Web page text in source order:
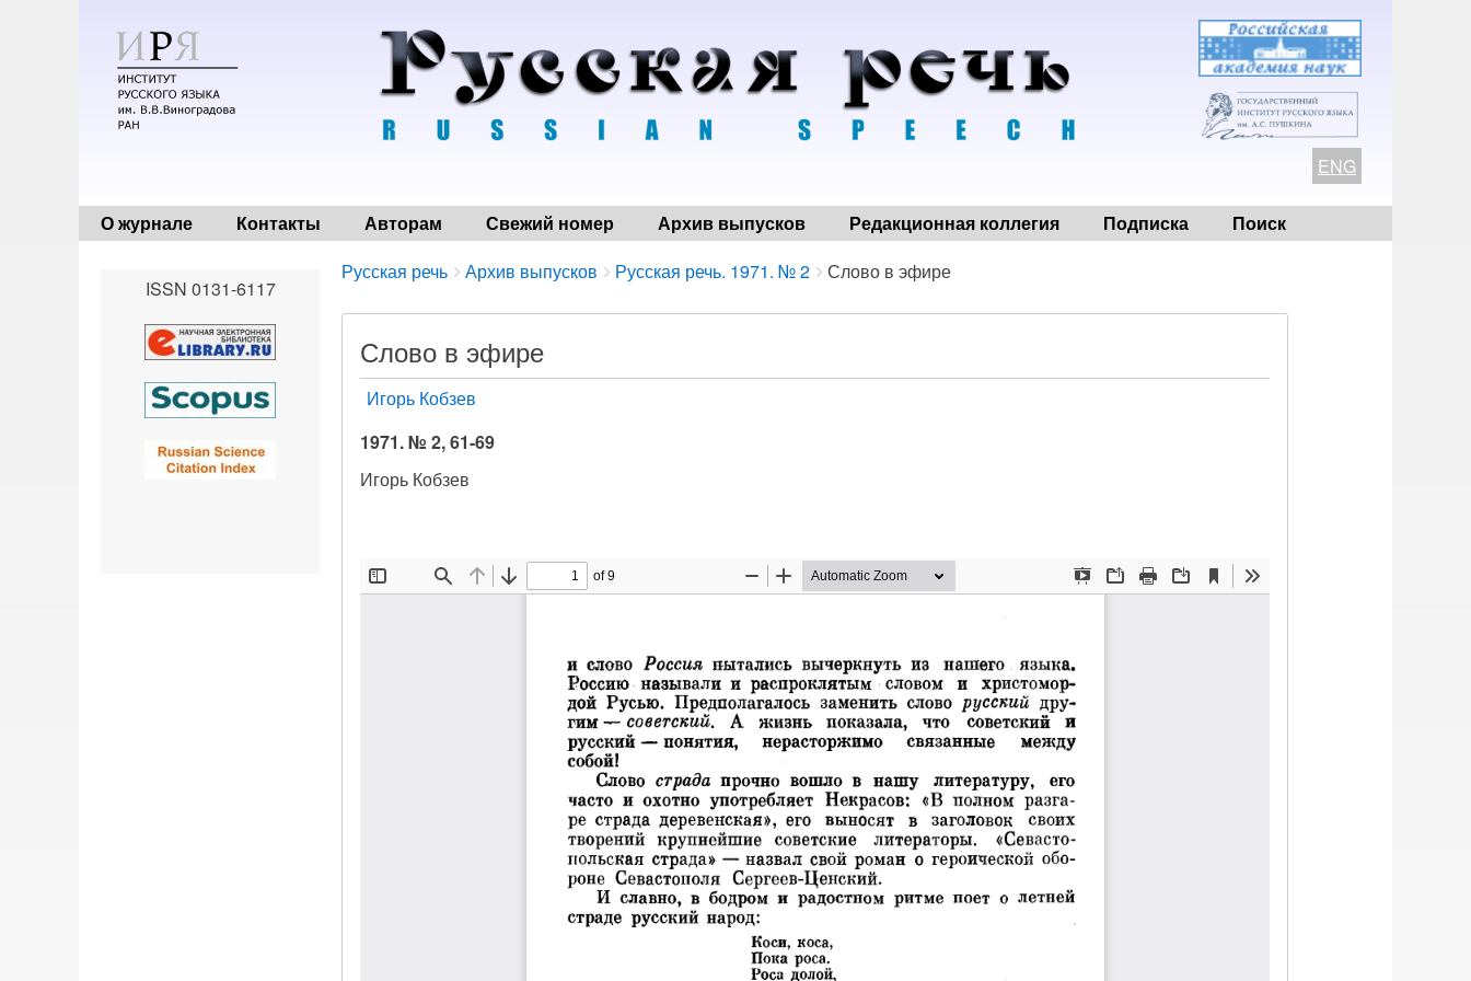
ENG
О журнале Контакты Авторам Свежий номер Архив выпусков Редакционная коллегия Подписка Поиск
Breadcrumbs
You
here:
Русская речь Архив выпусков Русская речь. 1971. № 2 Слово в эфире
Слово в эфире
Игорь Кобзев
1971. № 2, 61-69
Игорь Кобзев
ISSN 0131-6117